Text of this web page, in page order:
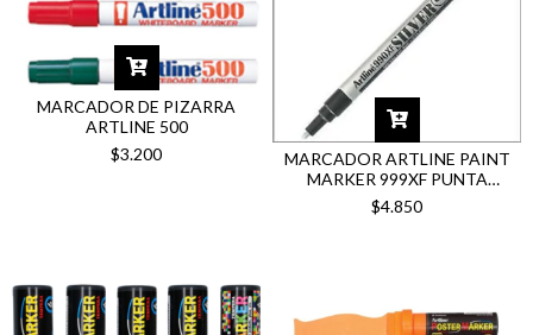
MARCADOR DE PIZARRA
ARTLINE 500
$3.200
MARCADOR ARTLINE PAINT
MARKER 999XF PUNTA
REDONDA 1.2MM
METALIZADOS
$4.850